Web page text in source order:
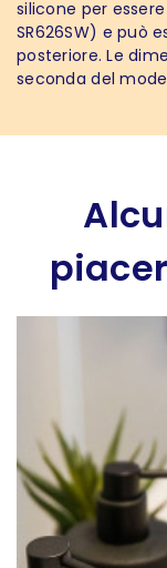
silicone per
SR626SW) e può
posteriore. Le
seconda del